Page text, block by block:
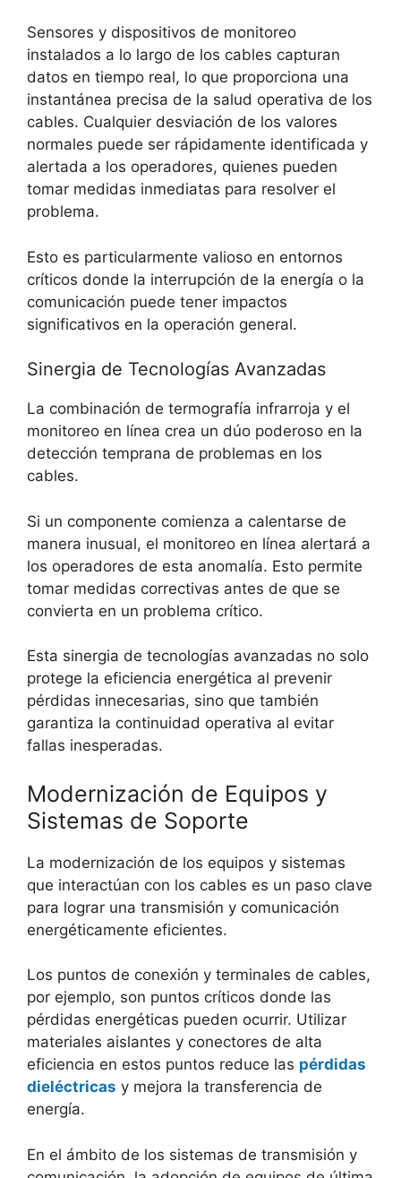
Sensores y dispositivos de monitoreo
instalados a lo largo de los cables capturan
datos en tiempo real, lo que proporciona una
instantánea precisa de la salud operativa de los
cables. Cualquier desviación de los valores
normales puede ser rápidamente identificada y
alertada a los operadores, quienes pueden
tomar medidas inmediatas para resolver el
problema.
Esto es particularmente valioso en entornos
críticos donde la interrupción de la energía o la
comunicación puede tener impactos
significativos en la operación general.
Sinergia de Tecnologías Avanzadas
La combinación de termografía infrarroja y el
monitoreo en línea crea un dúo poderoso en la
detección temprana de problemas en los
cables.
Si un componente comienza a calentarse de
manera inusual, el monitoreo en línea alertará a
los operadores de esta anomalía. Esto permite
tomar medidas correctivas antes de que se
convierta en un problema crítico.
Esta sinergia de tecnologías avanzadas no solo
protege la eficiencia energética al prevenir
pérdidas innecesarias, sino que también
garantiza la continuidad operativa al evitar
fallas inesperadas.
Modernización de Equipos y
Sistemas de Soporte
La modernización de los equipos y sistemas
que interactúan con los cables es un paso clave
para lograr una transmisión y comunicación
energéticamente eficientes.
Los puntos de conexión y terminales de cables,
por ejemplo, son puntos críticos donde las
pérdidas energéticas pueden ocurrir. Utilizar
materiales aislantes y conectores de alta
eficiencia en estos puntos reduce las pérdidas
dieléctricas y mejora la transferencia de
energía.
En el ámbito de los sistemas de transmisión y